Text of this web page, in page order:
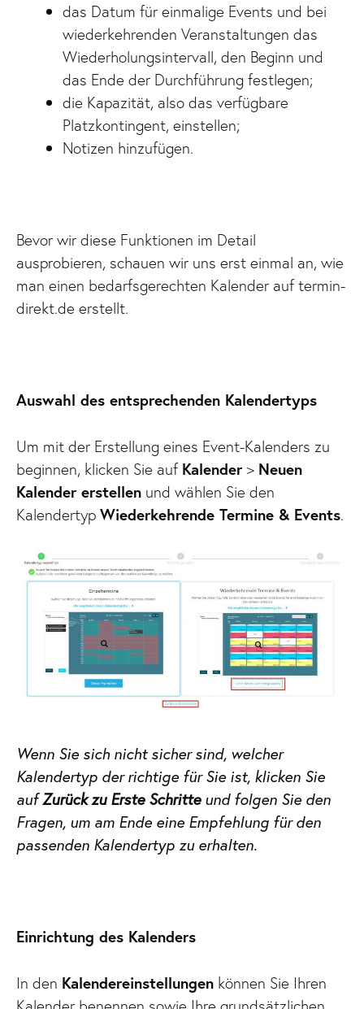
das Datum für einmalige Events und bei
wiederkehrenden Veranstaltungen das
Wiederholungsintervall, den Beginn und
das Ende der Durchführung festlegen;
die Kapazität, also das verfügbare
Platzkontingent, einstellen;
Notizen hinzufügen.
Bevor wir diese Funktionen im Detail
ausprobieren, schauen wir uns erst einmal an, wie
man einen bedarfsgerechten Kalender auf termin-
direkt.de erstellt.
Auswahl des entsprechenden Kalendertyps
Um mit der Erstellung eines Event-Kalenders zu
beginnen, klicken Sie auf Kalender> Neuen
Kalender erstellen und wählen Sie den
Kalendertyp Wiederkehrende Termine & Events.
Wenn Sie sich nicht sicher sind, welcher
Kalendertyp der richtige für Sie ist, klicken Sie
aufZurück zu Erste Schritteund folgen Sie den
Fragen, um am Ende eine Empfehlung für den
passenden Kalendertyp zu erhalten.
Einrichtung des Kalenders
In den Kalendereinstellungen können Sie Ihren